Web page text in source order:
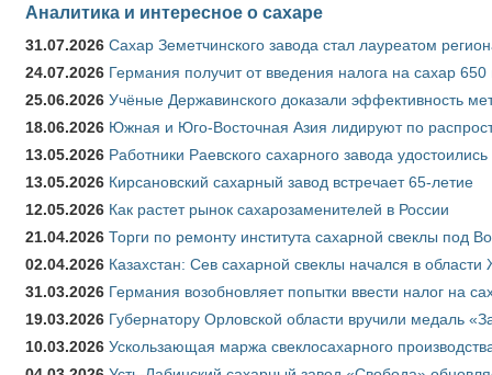
Аналитика и интересное о сахаре
31.07.2026 Сахар Земетчинского завода стал лауреатом
24.07.2026 Германия получит от введения налога на сахар
25.06.2026 Учёные Державинского доказали эффективность
18.06.2026 Южная и Юго-Восточная Азия лидируют по
13.05.2026 Работники Раевского сахарного завода удостоились
13.05.2026 Кирсановский сахарный завод встречает 65-летие
12.05.2026 Как растет рынок сахарозаменителей в России
21.04.2026 Торги по ремонту института сахарной свеклы под
02.04.2026 Казахстан: Сев сахарной свеклы начался в области
31.03.2026 Германия возобновляет попытки ввести налог на
19.03.2026 Губернатору Орловской области вручили медаль
10.03.2026 Ускользающая маржа свеклосахарного